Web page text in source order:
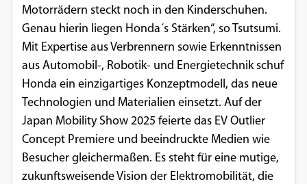
Motorrädern steckt noch in den Kinderschuhen.
Genau hierin liegen Honda´s Stärken“, so Tsutsumi.
Mit Expertise aus Verbrennern sowie Erkenntnissen
aus Automobil-, Robotik- und Energietechnik schuf
Honda ein einzigartiges Konzeptmodell, das neue
Technologien und Materialien einsetzt. Auf der
Japan Mobility Show 2025 feierte das EV Outlier
Concept Premiere und beeindruckte Medien wie
Besucher gleichermaßen. Es steht für eine mutige,
zukunftsweisende Vision der Elektromobilität, die